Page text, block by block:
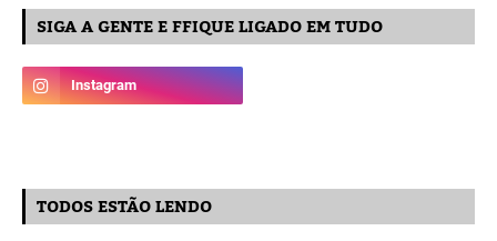
SIGA A GENTE E FFIQUE LIGADO EM TUDO
TODOS ESTÃO LENDO